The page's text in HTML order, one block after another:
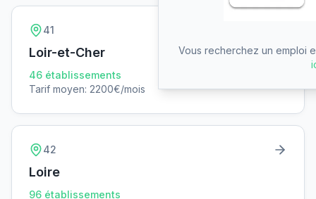
41
Loir-et-Cher
46 établissements
Tarif moyen: 2200€/mois
42
Loire
96 établissements
Vous recherchez un emploi